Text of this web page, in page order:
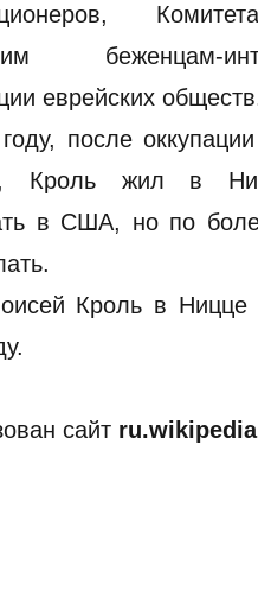
беженцам-
еврейских
после
Кроль жил в
в США, но по
Кроль в Ницце
сайт